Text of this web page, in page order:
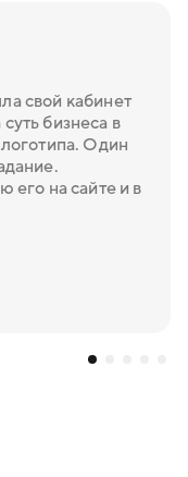
свой кабинет
бизнеса в
Один
его на сайте и в